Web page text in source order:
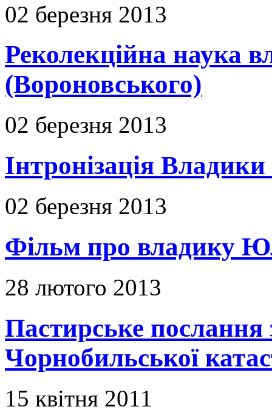
02 березня 2013
Реколекційна наука
(Вороновського)
02 березня 2013
Інтронізація
02 березня 2013
Фільм про владику
28 лютого 2013
Пастирське послання
Чорнобильської
15 квітня 2011